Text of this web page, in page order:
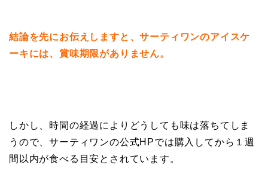
結論を先にお伝えしますと、サーティワンのアイスケ
ーキには、賞味期限がありません。
しかし、時間の経過によりどうしても味は落ちてしま
うので、サーティワンの公式HPでは購入してから１週
間以内が食べる目安とされています。